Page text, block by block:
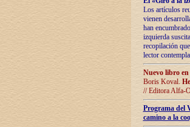
Los artículos
vienen
han
izquierda
recopilación
lector
Nuevo libro
Boris Koval.
// Editora Alfa-
Programa del
camino a la